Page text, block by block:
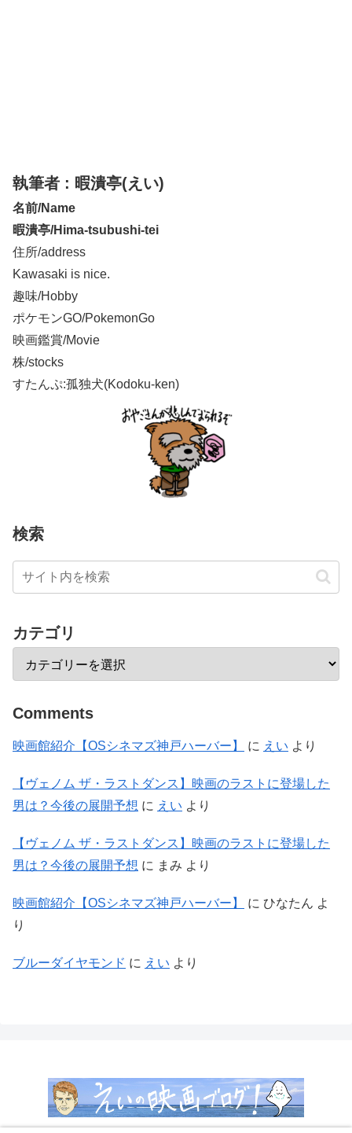
執筆者 : 暇潰亭(えい)
名前/Name
暇潰亭/Hima-tsubushi-tei
住所/address
Kawasaki is nice.
趣味/Hobby
ポケモンGO/PokemonGo
映画鑑賞/Movie
株/stocks
すたんぷ:孤独犬(Kodoku-ken)
検索
カテゴリ
Comments
映画館紹介【OSシネマズ神戸ハーバー】 に えい より
【ヴェノム ザ・ラストダンス】映画のラストに登場した
男は？今後の展開予想 に えい より
【ヴェノム ザ・ラストダンス】映画のラストに登場した
男は？今後の展開予想 に まみ より
映画館紹介【OSシネマズ神戸ハーバー】 に ひなたん よ
り
ブルーダイヤモンド に えい より